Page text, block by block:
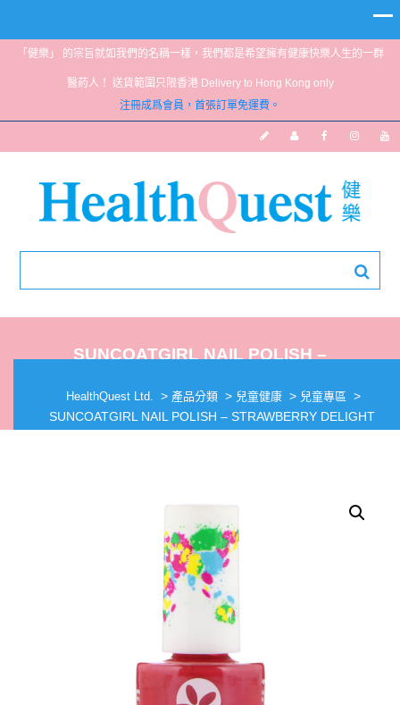
「健樂」 的宗旨就如我們的名稱一樣，我們都是希望擁有健康快樂人生的一群
醫葯人！ 送貨範圍只限香港 Delivery to Hong Kong only
注冊成爲會員，首張訂單免運費。
SUNCOATGIRL NAIL POLISH –
HealthQuest Ltd. > 產品分類 > 兒童健康 > 兒童專區 >
SUNCOATGIRL NAIL POLISH – STRAWBERRY DELIGHT